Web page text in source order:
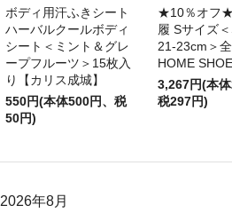
ボディ用汗ふきシート
ハーバルクールボディ
シート＜ミント＆グレ
ープフルーツ＞15枚入
り【カリス成城】
550円(本体500円、税
50円)
★10％オフ
履 Sサイズ
21-23cm＞
HOME
3,267円(本
税297円)
2026年8月